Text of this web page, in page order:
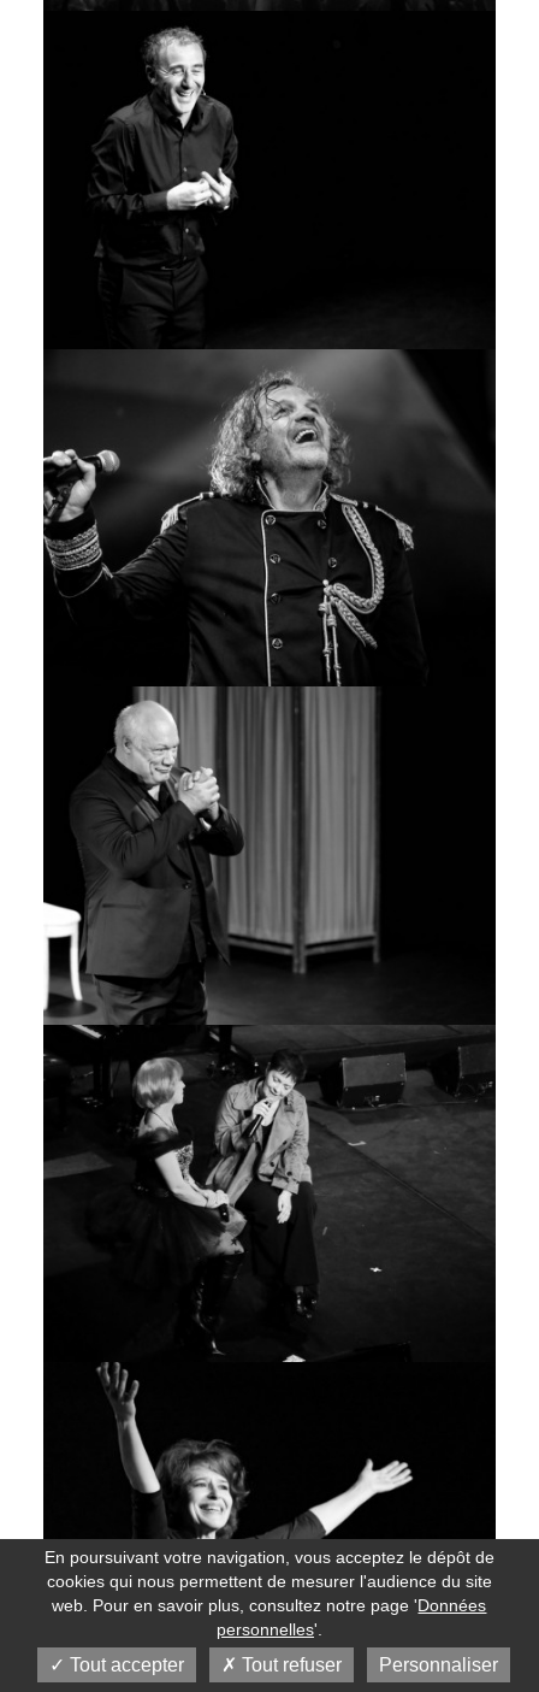
En poursuivant votre navigation, vous acceptez le dépôt de
cookies qui nous permettent de mesurer l'audience du site
web. Pour en savoir plus, consultez notre page 'Données
personnelles'.
Tout accepter Tout refuser Personnaliser